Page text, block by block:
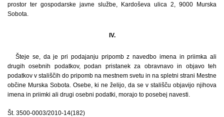
prostor ter gospodarske javne službe, Kardoševa ulica 2, 9000 Murska
Sobota.
IV.
Šteje se, da je pri podajanju pripomb z navedbo imena in priimka ali
drugih osebnih podatkov, podan pristanek za obravnavo in objavo teh
podatkov v stališčih do pripomb na mestnem svetu in na spletni strani Mestne
občine Murska Sobota. Osebe, ki ne želijo, da se v stališču objavijo njihova
imena in priimki ali drugi osebni podatki, morajo to posebej navesti.
Št. 3500-0003/2010-14(182)